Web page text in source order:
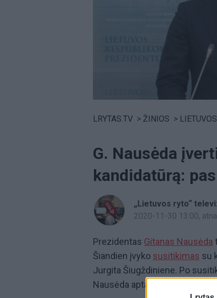
LRYTAS.TV > ŽINIOS >
G. Nausėda
kandidatūrą:
„Lietuvos ryto“
2020-11-30 13:00,
Prezidentas Gitanas Nausėda
Šiandien įvyko susitikimas su
Jurgita Šiugždiniene. Po
Nausėda aptarė su kandidate,